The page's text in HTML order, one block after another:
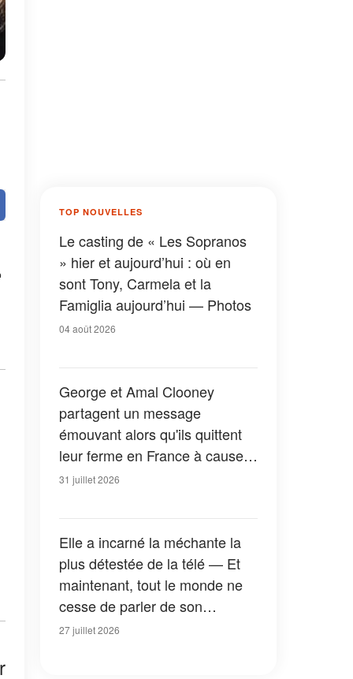
TOP NOUVELLES
Le casting de « Les Sopranos
» hier et aujourd’hui : où en
sont Tony, Carmela et la
Famiglia aujourd’hui — Photos
04 août 2026
George et Amal Clooney
partagent un message
émouvant alors qu'ils quittent
leur ferme en France à cause
des feux de forêt — Tous les
31 juillet 2026
Elle a incarné la méchante la
plus détestée de la télé — Et
maintenant, tout le monde ne
cesse de parler de son
apparition dans la nouvelle
27 juillet 2026